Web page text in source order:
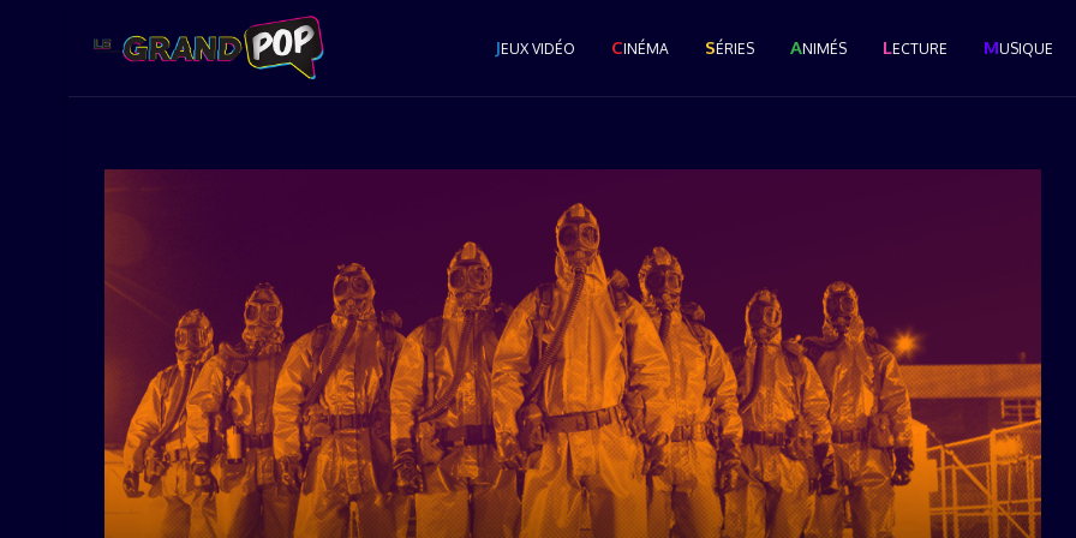
JEUX VIDÉO CINÉMA SÉRIES ANIMÉS LECTURE MUSIQUE
Le Grand Popcast #28 : La
Cérémonie des Pop...